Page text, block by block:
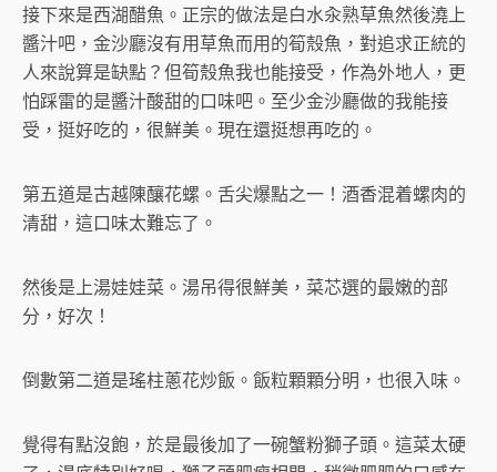
接下來是西湖醋魚。正宗的做法是白水汆熟草魚然後澆上
醬汁吧，金沙廳沒有用草魚而用的筍殼魚，對追求正統的
人來說算是缺點？但筍殼魚我也能接受，作為外地人，更
怕踩雷的是醬汁酸甜的口味吧。至少金沙廳做的我能接
受，挺好吃的，很鮮美。現在還挺想再吃的。
第五道是古越陳釀花螺。舌尖爆點之一！酒香混着螺肉的
清甜，這口味太難忘了。
然後是上湯娃娃菜。湯吊得很鮮美，菜芯選的最嫩的部
分，好次！
倒數第二道是瑤柱蔥花炒飯。飯粒顆顆分明，也很入味。
覺得有點沒飽，於是最後加了一碗蟹粉獅子頭。這菜太硬